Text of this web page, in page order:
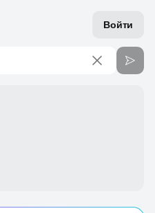
Войти